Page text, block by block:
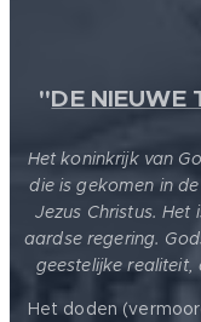
"DE NIEUWE
Het koninkrijk van
die is gekomen in
Jezus Christus. Het
aardse regering.
geestelijke realiteit,
Het doden